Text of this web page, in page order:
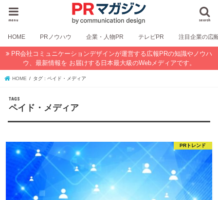
search
menu
HOME PRノウハウ 企業・人物PR テレビPR 注目企業の広
PR会社コミュニケーションデザインが運営する広報PRの知識やノウハ
ウ、最新情報を お届けする日本最大級のWebメディアです。
HOME タグ : ペイド・メディア
ペイド・メディア
PRトレンド